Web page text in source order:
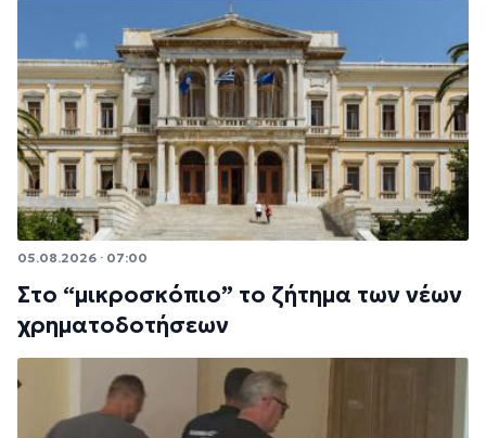
05.08.2026 · 07:00
Στο “μικροσκόπιο” το ζήτημα των νέων
χρηματοδοτήσεων